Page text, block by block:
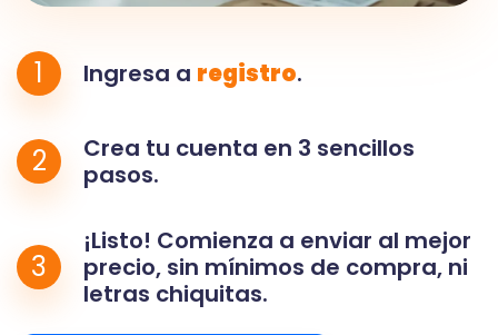
1 Ingresa a registro.
2
Crea tu cuenta en 3 sencillos
pasos.
3
¡Listo! Comienza a enviar al mejor
precio, sin mínimos de compra, ni
letras chiquitas.